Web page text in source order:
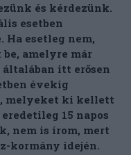
és kérdezünk.
esetben
Ha esetleg nem,
amelyre már
itt erősen
évekig
melyeket ki kellett
15 napos
nem is írom, mert
kormány idején.